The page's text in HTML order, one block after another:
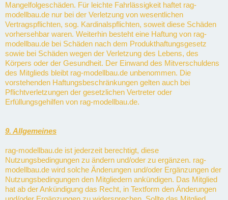
Mangelfolgeschäden. Für leichte Fahrlässigkeit haftet rag-
modellbau.de nur bei der Verletzung von wesentlichen
Vertragspflichten, sog. Kardinalspflichten, soweit diese Schäden
vorhersehbar waren. Weiterhin besteht eine Haftung von rag-
modellbau.de bei Schäden nach dem Produkthaftungsgesetz
sowie bei Schäden wegen der Verletzung des Lebens, des
Körpers oder der Gesundheit. Der Einwand des Mitverschuldens
des Mitglieds bleibt rag-modellbau.de unbenommen. Die
vorstehenden Haftungsbeschränkungen gelten auch bei
Pflichtverletzungen der gesetzlichen Vertreter oder
Erfüllungsgehilfen von rag-modellbau.de.
9. Allgemeines
rag-modellbau.de ist jederzeit berechtigt, diese
Nutzungsbedingungen zu ändern und/oder zu ergänzen. rag-
modellbau.de wird solche Änderungen und/oder Ergänzungen der
Nutzungsbedingungen den Mitgliedern ankündigen. Das Mitglied
hat ab der Ankündigung das Recht, in Textform den Änderungen